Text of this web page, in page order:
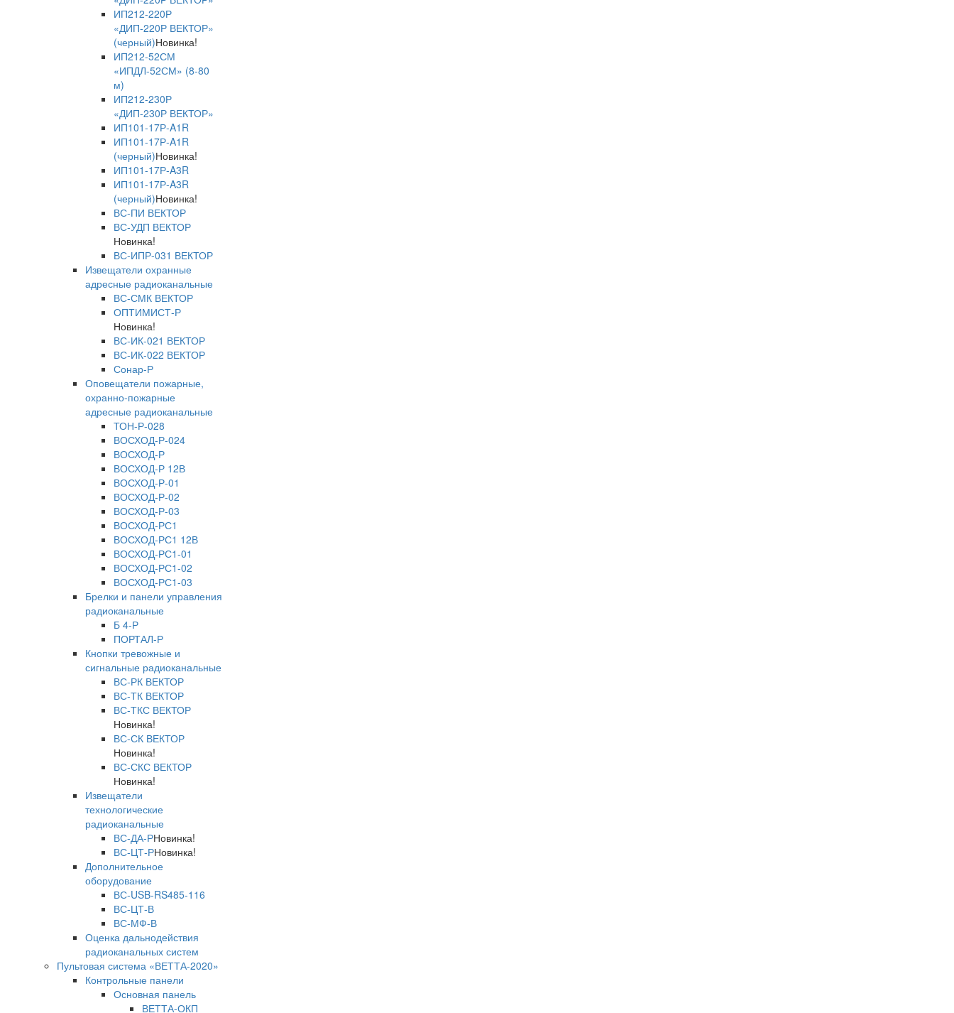
ИП212-220Р
«ДИП-220Р ВЕКТОР»
(черный)Новинка!
ИП212-52СМ
«ИПДЛ-52СМ» (8-80
м)
ИП212-230Р
«ДИП-230Р ВЕКТОР»
ИП101-17Р-A1R
ИП101-17Р-A1R
(черный)Новинка!
ИП101-17Р-A3R
ИП101-17Р-A3R
(черный)Новинка!
ВС-ПИ ВЕКТОР
ВС-УДП ВЕКТОР
Новинка!
ВС-ИПР-031 ВЕКТОР
Извещатели охранные
адресные радиоканальные
ВС-СМК ВЕКТОР
ОПТИМИСТ-Р
Новинка!
ВС-ИК-021 ВЕКТОР
ВС-ИК-022 ВЕКТОР
Сонар-Р
Оповещатели пожарные,
охранно-пожарные
адресные радиоканальные
ТОН-Р-028
ВОСХОД-Р-024
ВОСХОД-Р
ВОСХОД-Р 12В
ВОСХОД-Р-01
ВОСХОД-Р-02
ВОСХОД-Р-03
ВОСХОД-РС1
ВОСХОД-РС1 12В
ВОСХОД-РС1-01
ВОСХОД-РС1-02
ВОСХОД-РС1-03
Брелки и панели управления
радиоканальные
Б 4-Р
ПОРТАЛ-Р
Кнопки тревожные и
сигнальные радиоканальные
ВС-РК ВЕКТОР
ВС-ТК ВЕКТОР
ВС-ТКС ВЕКТОР
Новинка!
ВС-СК ВЕКТОР
Новинка!
ВС-СКС ВЕКТОР
Новинка!
Извещатели
технологические
радиоканальные
ВС-ДА-РНовинка!
ВС-ЦТ-РНовинка!
Дополнительное
оборудование
ВС-USB-RS485-116
ВС-ЦТ-В
ВС-МФ-В
Оценка дальнодействия
радиоканальных систем
Пультовая система «ВЕТТА-2020»
Контрольные панели
Основная панель
ВЕТТА-ОКП